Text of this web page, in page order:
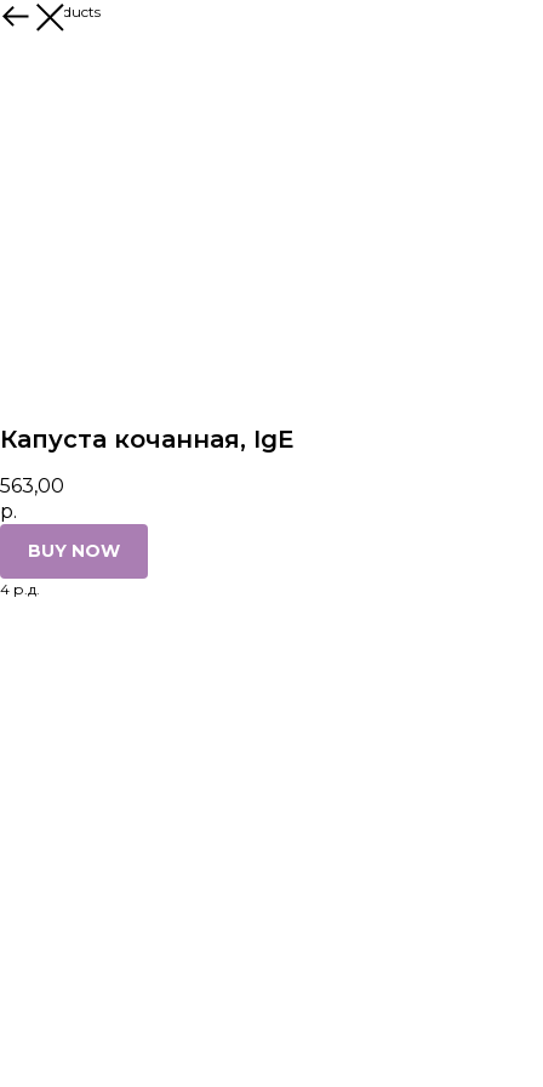
More products
Капуста кочанная, IgE
563,00
р.
BUY NOW
4 р.д.